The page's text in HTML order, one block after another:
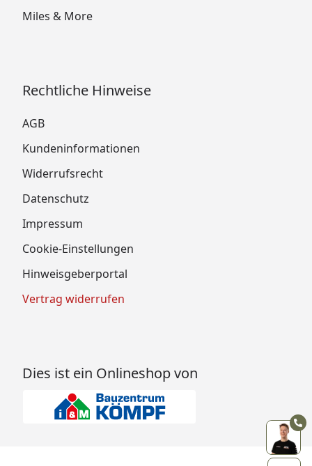
Miles & More
Rechtliche Hinweise
AGB
Kundeninformationen
Widerrufsrecht
Datenschutz
Impressum
Cookie-Einstellungen
Hinweisgeberportal
Vertrag widerrufen
Dies ist ein Onlineshop von